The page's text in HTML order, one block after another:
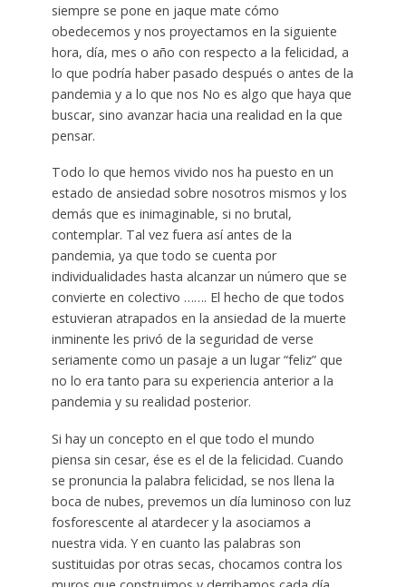
siempre se pone en jaque mate cómo
obedecemos y nos proyectamos en la siguiente
hora, día, mes o año con respecto a la felicidad, a
lo que podría haber pasado después o antes de la
pandemia y a lo que nos No es algo que haya que
buscar, sino avanzar hacia una realidad en la que
pensar.
Todo lo que hemos vivido nos ha puesto en un
estado de ansiedad sobre nosotros mismos y los
demás que es inimaginable, si no brutal,
contemplar. Tal vez fuera así antes de la
pandemia, ya que todo se cuenta por
individualidades hasta alcanzar un número que se
convierte en colectivo ……. El hecho de que todos
estuvieran atrapados en la ansiedad de la muerte
inminente les privó de la seguridad de verse
seriamente como un pasaje a un lugar “feliz” que
no lo era tanto para su experiencia anterior a la
pandemia y su realidad posterior.
Si hay un concepto en el que todo el mundo
piensa sin cesar, ése es el de la felicidad. Cuando
se pronuncia la palabra felicidad, se nos llena la
boca de nubes, prevemos un día luminoso con luz
fosforescente al atardecer y la asociamos a
nuestra vida. Y en cuanto las palabras son
sustituidas por otras secas, chocamos contra los